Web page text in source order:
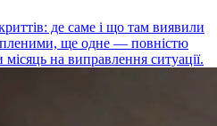
де саме і що там виявили
ще одне — повністю
на виправлення ситуації.